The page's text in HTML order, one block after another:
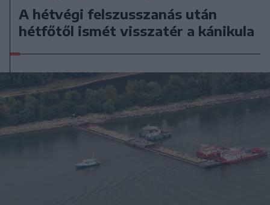
A hétvégi felszusszanás után
hétfőtől ismét visszatér a kánikula